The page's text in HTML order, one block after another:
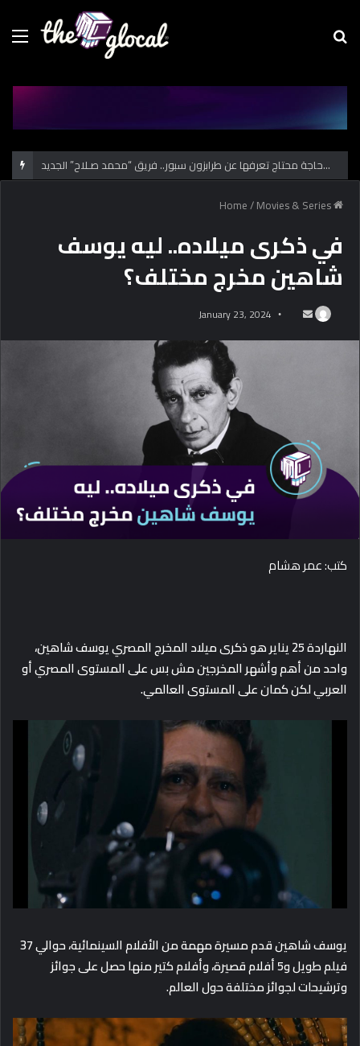
Menu
كل حاجة محتاج تعرفها عن طرابزون سبور.. فريق “محمد صـلاح” الجديد
/Movies & Series
في ذكرى ميلاده.. ليه يوسف
شاهين مخرج مختلف؟
m
a
i
January 23, 2024
كتب: عمر هشام
النهاردة 25 يناير هو ذكرى ميلاد المخرج المصري يوسف شاهين،
واحد من أهم وأشهر المخرجين مش بس على المستوى المصري أو
العربيلكن كمان على المستوى العالمي.
يوسف شاهين قدم مسيرة مهمة من الأفلام السينمائية، حوالي 37
فيلم طويل و5 أفلام قصيرة، وأفلام كتير منها حصل على جوائز
وترشيحات لجوائز مختلفة حول العالم.